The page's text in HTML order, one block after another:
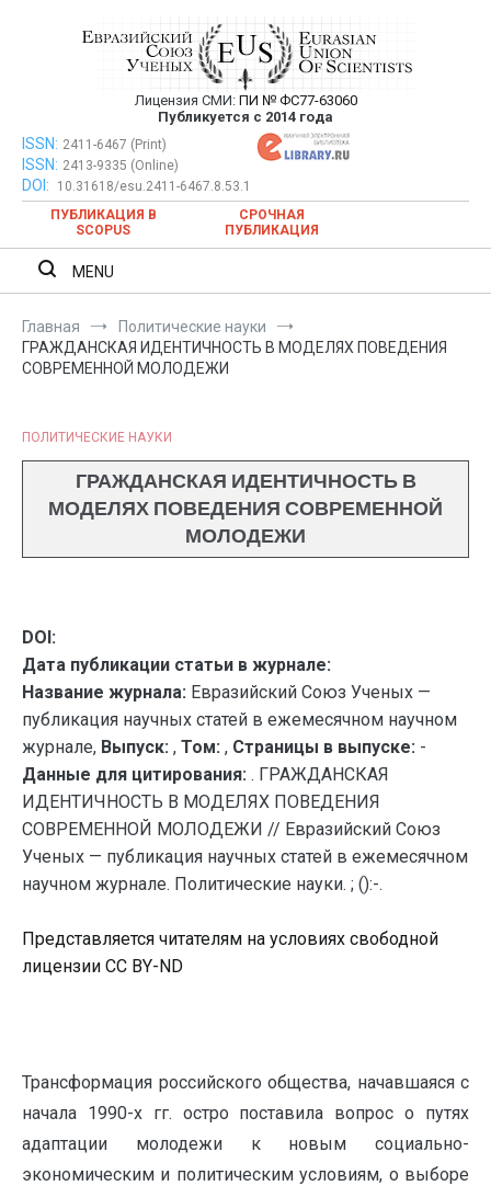
Евразийский Союз Ученых —
публикация научных статей в
ежемесячном научном журнале
Лицензия СМИ: ПИ № ФС77-63060
Публикуется с 2014 года
Евразийский Союз Ученых — публикация научных статей в
ежемесячном научном журнале
ISSN: 2411-6467 (Print)
ISSN: 2413-9335 (Online)
DOI:
10.31618/esu.2411-6467.8.53.1
ПУБЛИКАЦИЯ В
SCOPUS
СРОЧНАЯ
ПУБЛИКАЦИЯ
MENU
Главная
Политические науки
ГРАЖДАНСКАЯ ИДЕНТИЧНОСТЬ В МОДЕЛЯХ ПОВЕДЕНИЯ
СОВРЕМЕННОЙ МОЛОДЕЖИ
ПОЛИТИЧЕСКИЕ НАУКИ
ГРАЖДАНСКАЯ ИДЕНТИЧНОСТЬ В
МОДЕЛЯХ ПОВЕДЕНИЯ СОВРЕМЕННОЙ
МОЛОДЕЖИ
DOI:
Дата публикации статьи в журнале:
Название журнала: Евразийский Союз Ученых —
публикация научных статей в ежемесячном научном
журнале, Выпуск: , Том: , Страницы в выпуске: -
Данные для цитирования: . ГРАЖДАНСКАЯ
ИДЕНТИЧНОСТЬ В МОДЕЛЯХ ПОВЕДЕНИЯ
СОВРЕМЕННОЙ МОЛОДЕЖИ // Евразийский Союз
Ученых — публикация научных статей в ежемесячном
научном журнале. Политические науки. ; ():-.
Представляется читателям на условиях свободной
лицензии CC BY-ND
Трансформация российского общества, начавшаяся с
начала 1990-х гг. остро поставила вопрос о путях
адаптации молодежи к новым социально-
экономическим и политическим условиям, о выборе